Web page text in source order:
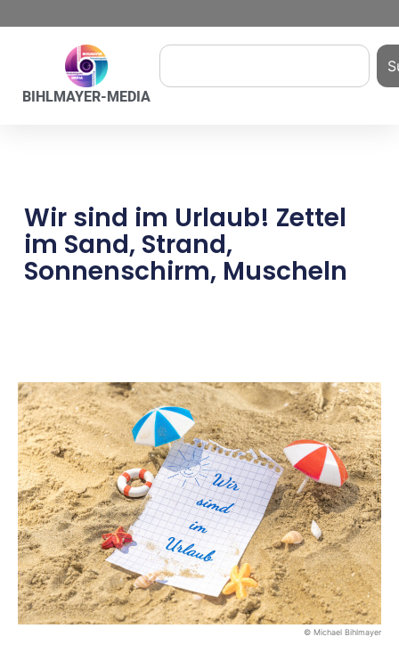
BIHLMAYER-MEDIA
Wir sind im Urlaub! Zettel
im Sand, Strand,
Sonnenschirm, Muscheln
© Michael Bihlmayer